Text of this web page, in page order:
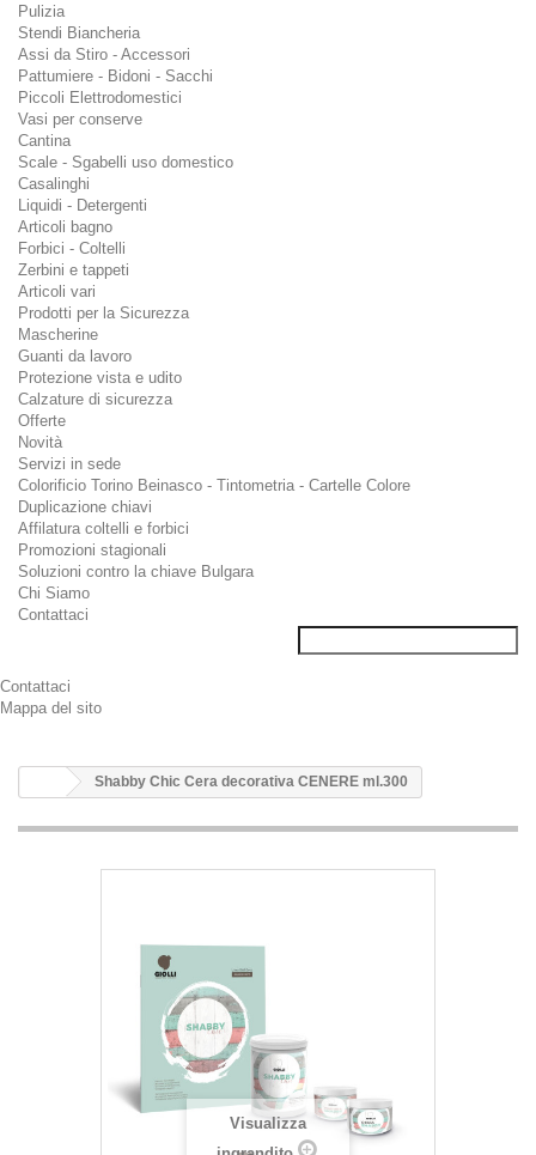
Pulizia
Stendi Biancheria
Assi da Stiro - Accessori
Pattumiere - Bidoni - Sacchi
Piccoli Elettrodomestici
Vasi per conserve
Cantina
Scale - Sgabelli uso domestico
Casalinghi
Liquidi - Detergenti
Articoli bagno
Forbici - Coltelli
Zerbini e tappeti
Articoli vari
Prodotti per la Sicurezza
Mascherine
Guanti da lavoro
Protezione vista e udito
Calzature di sicurezza
Offerte
Novità
Servizi in sede
Colorificio Torino Beinasco - Tintometria - Cartelle Colore
Duplicazione chiavi
Affilatura coltelli e forbici
Promozioni stagionali
Soluzioni contro la chiave Bulgara
Chi Siamo
Contattaci
Contattaci
Mappa del sito
Shabby Chic Cera decorativa CENERE ml.300
Visualizza